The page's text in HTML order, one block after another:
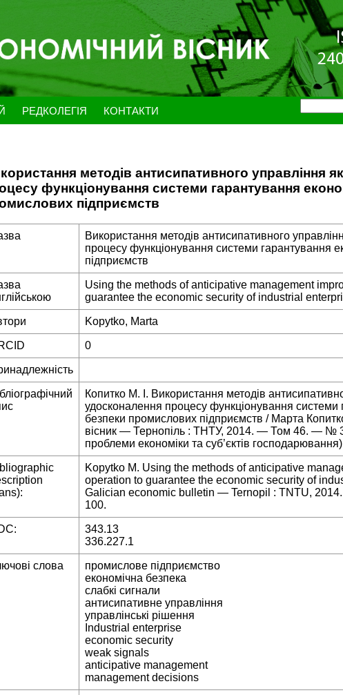
РЕДКОЛЕГІЯ КОНТАКТИ
методів антисипативного управління
функціонування системи гарантування
підприємств
Використання методів антисипативного
процесу функціонування системи гарантування
підприємств
Using the methods of anticipative management
guarantee the economic security of industrial
Kopytko, Marta
0
Копитко М. І. Використання методів
удосконалення процесу функціонування системи
безпеки промислових підприємств / Марта
вісник — Тернопіль : ТНТУ, 2014. — Том 46. — №
проблеми економіки та суб’єктів
Kopytko M. Using the methods of anticipative
operation to guarantee the economic security of
Galician economic bulletin — Ternopil : TNTU,
100.
343.13
336.227.1
слова
промислове підприємство
економічна безпека
слабкі сигнали
антисипативне управління
управлінські рішення
Industrial enterprise
economic security
weak signals
anticipative management
management decisions